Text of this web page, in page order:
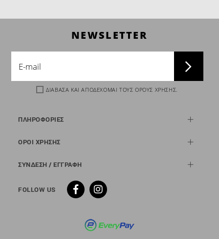
NEWSLETTER
ΔΙΑΒΑΣΑ ΚΑΙ ΑΠΟΔΕΧΟΜΑΙ ΤΟΥΣ ΟΡΟΥΣ ΧΡΗΣΗΣ.
ΠΛΗΡΟΦΟΡΙΕΣ
ΟΡΟΙ ΧΡΗΣΗΣ
ΣΥΝΔΕΣΗ / ΕΓΓΡΑΦΗ
FOLLOW US